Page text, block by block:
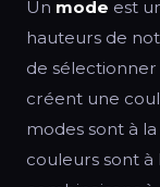
Un mode est
hauteurs de
de sélectionner
créent une
modes sont à
couleurs sont